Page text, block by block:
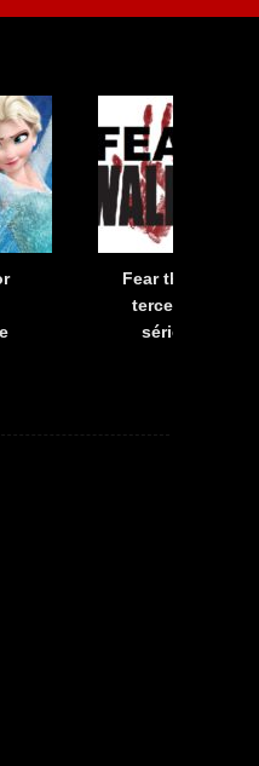
Fear the
terceira
série já tem